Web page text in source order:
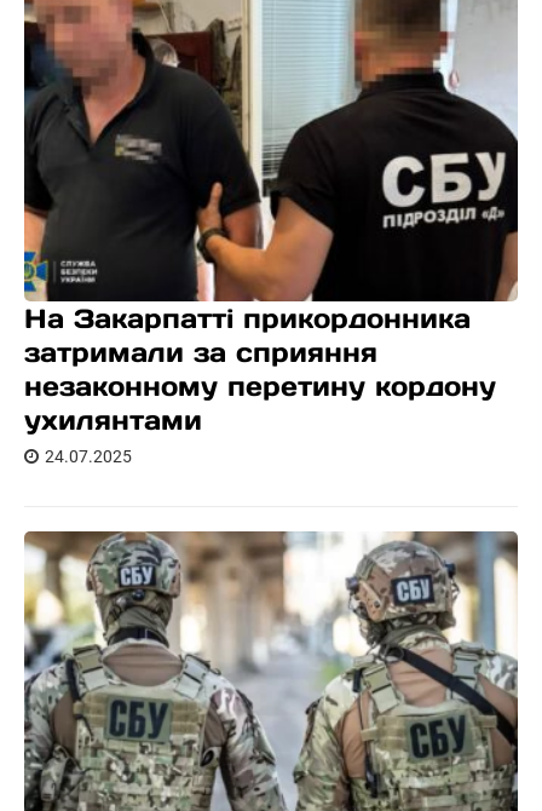
На Закарпатті прикордонника
затримали за сприяння
незаконному перетину кордону
ухилянтами
24.07.2025